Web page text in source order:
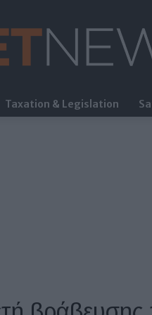
Taxation & Legislation